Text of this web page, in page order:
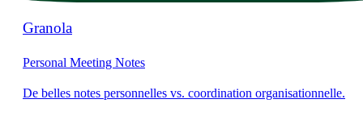
Granola
Personal Meeting Notes